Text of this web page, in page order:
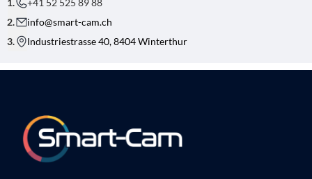
+41 52 525 89 88
info@smart-cam.ch
Industriestrasse 40, 8404 Winterthur